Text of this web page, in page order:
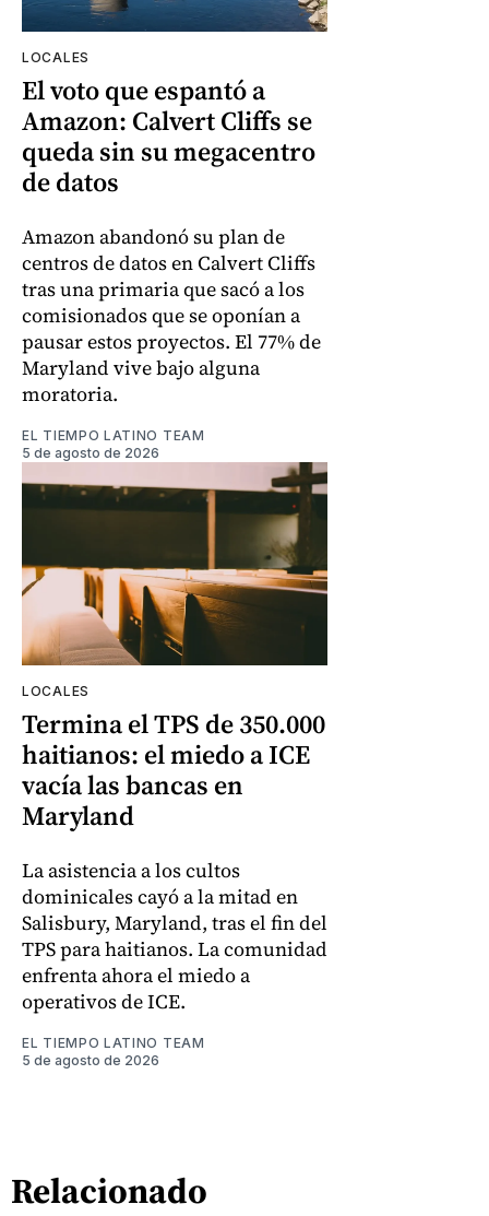
LOCALES
El voto que espantó a
Amazon: Calvert Cliffs se
queda sin su megacentro
de datos
Amazon abandonó su plan de
centros de datos en Calvert Cliffs
tras una primaria que sacó a los
comisionados que se oponían a
pausar estos proyectos. El 77% de
Maryland vive bajo alguna
moratoria.
EL TIEMPO LATINO TEAM
5 de agosto de 2026
LOCALES
Termina el TPS de 350.000
haitianos: el miedo a ICE
vacía las bancas en
Maryland
La asistencia a los cultos
dominicales cayó a la mitad en
Salisbury, Maryland, tras el fin del
TPS para haitianos. La comunidad
enfrenta ahora el miedo a
operativos de ICE.
EL TIEMPO LATINO TEAM
5 de agosto de 2026
Relacionado